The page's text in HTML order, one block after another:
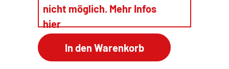
nicht möglich. Mehr Infos
hier